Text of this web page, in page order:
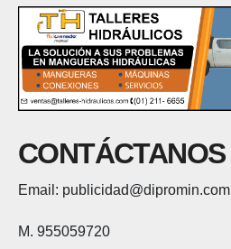
CONTÁCTANOS
Email: publicidad@dipromin.com
M. 955059720